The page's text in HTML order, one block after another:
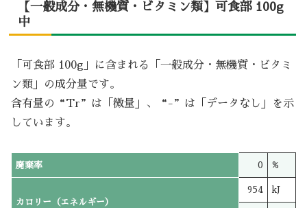
【一般成分・無機質・ビタミン類】可食部 100g
中
「可食部 100g」に含まれる「一般成分・無機質・ビタミ
ン類」の成分量です。
含有量の“Tr”は「微量」、“-”は「データなし」を示
しています。
廃棄率 0 %
カロリー（エネルギー）
954 kJ